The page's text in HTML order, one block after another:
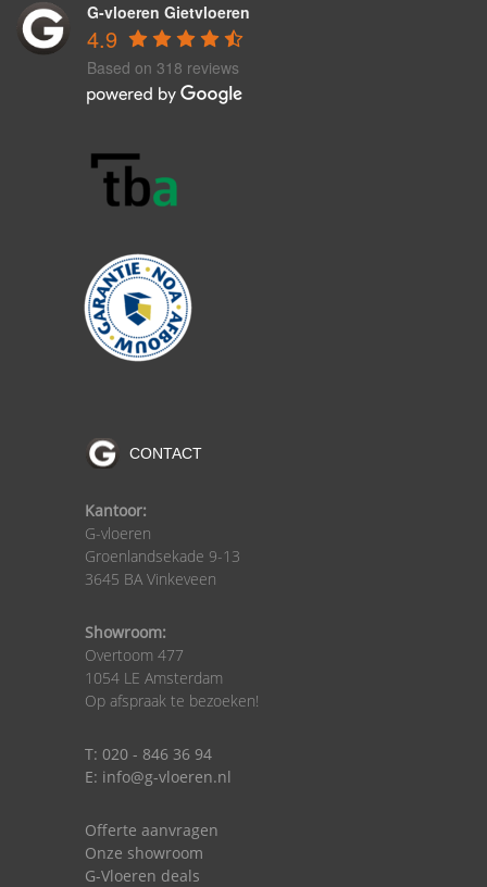
G-vloeren Gietvloeren
4.9
Based on 318 reviews
CONTACT
Kantoor:
G-vloeren
Groenlandsekade 9-13
3645 BA Vinkeveen
Showroom:
Overtoom 477
1054 LE Amsterdam
Op afspraak te bezoeken!
T: 020 - 846 36 94
E: info@g-vloeren.nl
Offerte aanvragen
Onze showroom
G-Vloeren deals